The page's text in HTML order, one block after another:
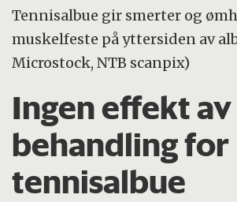
Tennisalbue gir smerter og
muskelfeste på yttersiden av
Microstock, NTB scanpix)
Ingen effekt av
behandling for
tennisalbue